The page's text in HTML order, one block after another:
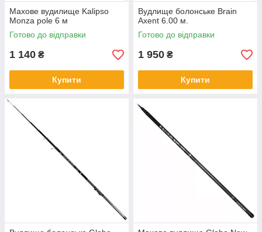
Махове вудилище Kalipso
Monza pole 6 м
Готово до відправки
1 140 ₴
Купити
Вудлище болонське Brain
Axent 6.00 м.
Готово до відправки
1 950 ₴
Купити